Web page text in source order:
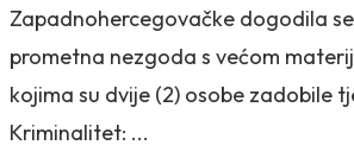
Zapadnohercegovačke dogodila se
prometna nezgoda s većom
kojima su dvije (2) osobe zadobile
Kriminalitet: ...